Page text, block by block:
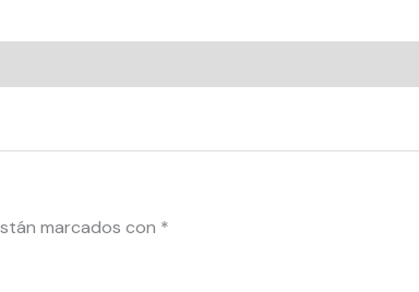
marcados con *